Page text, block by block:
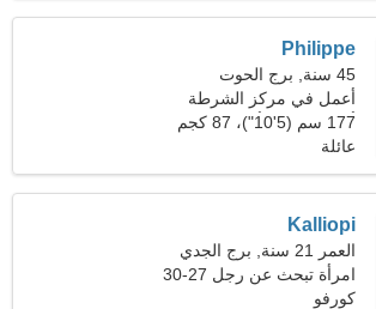
Philippe
45 سنة, برج الحوت
أعمل في مركز الشرطة
أبحث عن امرأة رائعة 177 سم (5'10")، 87 كجم
(191 رطلا)
عائلة
Kalliopi
العمر 21 سنة, برج الجدي
امرأة تبحث عن رجل 27-30
كورفو